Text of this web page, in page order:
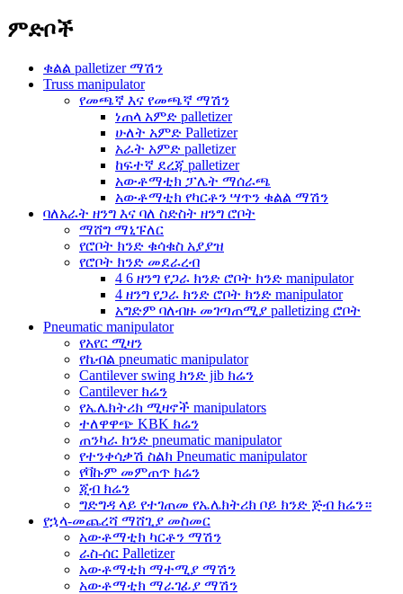
ምድቦች
ቁልል palletizer ማሽን
Truss manipulator
የመጫኛ እና የመጫኛ ማሽን
ነጠላ አምድ palletizer
ሁለት አምድ Palletizer
አራት አምድ palletizer
ከፍተኛ ደረጃ palletizer
አውቶማቲክ ፓሌት ማሰራጫ
አውቶማቲክ የካርቶን ሣጥን ቁልል ማሽን
ባለአራት ዘንግ እና ባለ ስድስት ዘንግ ሮቦት
ማሸግ ማኒፑለር
የሮቦት ክንድ ቁሳቁስ አያያዝ
የሮቦት ክንድ መደራረብ
4 6 ዘንግ የጋራ ክንድ ሮቦት ክንድ manipulator
4 ዘንግ የጋራ ክንድ ሮቦት ክንድ manipulator
አግድም ባለብዙ መገጣጠሚያ palletizing ሮቦት
Pneumatic manipulator
የአየር ሚዛን
የኬብል pneumatic manipulator
Cantilever swing ክንድ jib ክሬን
Cantilever ክሬን
የኤሌክትሪክ ሚዛኖች manipulators
ተለዋዋጭ KBK ክሬን
ጠንካራ ክንድ pneumatic manipulator
የተንቀሳቃሽ ስልክ Pneumatic manipulator
የቫኩም መምጠጥ ክሬን
ጂብ ክሬን
ግድግዳ ላይ የተገጠመ የኤሌክትሪክ ቦይ ክንድ ጅብ ክሬን።
የኋላ-መጨረሻ ማሸጊያ መስመር
አውቶማቲክ ካርቶን ማሽን
ራስ-ሰር Palletizer
አውቶማቲክ ማተሚያ ማሽን
አውቶማቲክ ማራገፊያ ማሽን